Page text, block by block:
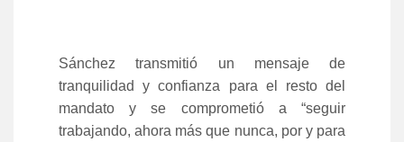
Sánchez transmitió un mensaje de
tranquilidad y confianza para el resto del
mandato y se comprometió a “seguir
trabajando, ahora más que nunca, por y para